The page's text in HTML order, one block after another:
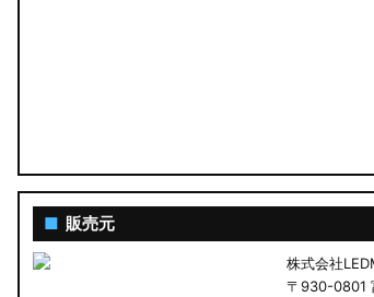
GN0W アウトランダー
GK1W/GK9W エクリプスクロス
CV1W デリカD:5
■ 販売元
株式会社
〒930-0801